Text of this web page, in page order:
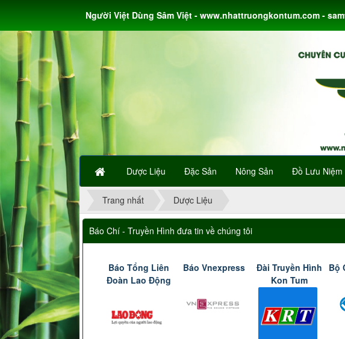
Dược Liệu Đặc Sản Nông Sản Đồ Lưu Niệm
Người Việt Dùng Sâm Việt - www.nhattruongkontum.com -
Trang nhất Dược Liệu
Báo Chí - Truyền Hình đưa tin về chúng tôi
Báo Tổng Liên
Đoàn Lao Động
Báo Vnexpress
Đài Truyền Hình
Kon Tum
Bộ